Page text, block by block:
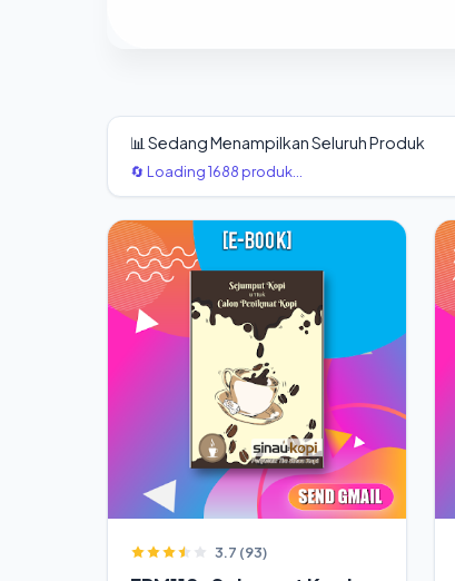
📊 Sedang Menampilkan Seluruh Produk
🔄 Loading 1688 produk...
3.7 (93)